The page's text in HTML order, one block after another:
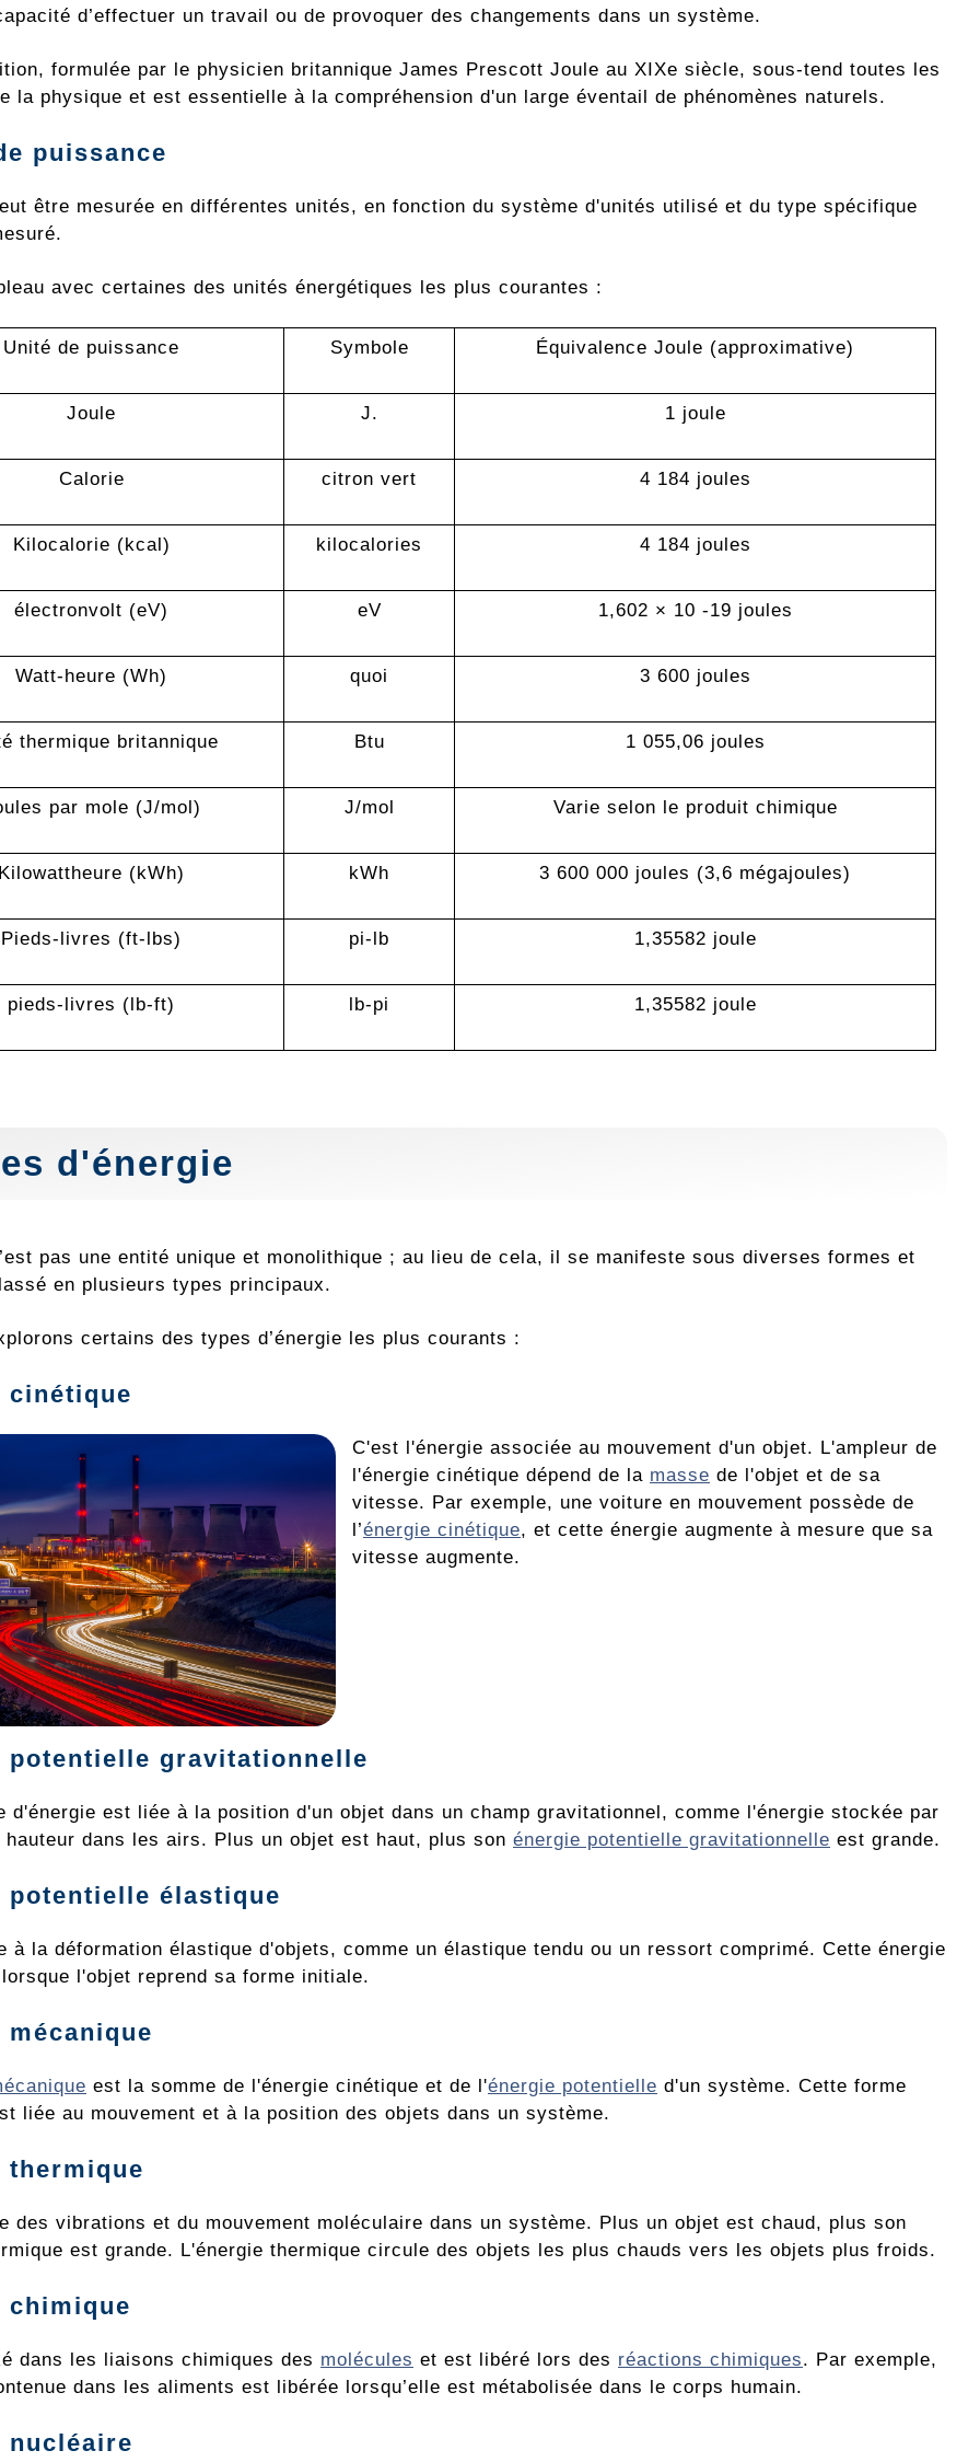
d’effectuer un travail ou de provoquer des changements dans un système.
formulée par le physicien britannique James Prescott Joule au XIXe siècle, sous-tend toutes les
la physique et est essentielle à la compréhension d'un large éventail de phénomènes naturels.
puissance
être mesurée en différentes unités, en fonction du système d'unités utilisé et du type spécifique
avec certaines des unités énergétiques les plus courantes :
Unité de puissance Symbole Équivalence Joule (approximative)
Joule J. 1 joule
Calorie citron vert 4 184 joules
Kilocalorie (kcal) kilocalories 4 184 joules
électronvolt (eV) eV 1,602 × 10 -19 joules
Watt-heure (Wh) quoi 3 600 joules
thermique britannique Btu 1 055,06 joules
par mole (J/mol) J/mol Varie selon le produit chimique
Kilowattheure (kWh) kWh 3 600 000 joules (3,6 mégajoules)
Pieds-livres (ft-lbs) pi-lb 1,35582 joule
pieds-livres (lb-ft) lb-pi 1,35582 joule
d'énergie
pas une entité unique et monolithique ; au lieu de cela, il se manifeste sous diverses formes et
en plusieurs types principaux.
certains des types d’énergie les plus courants :
cinétique
C'est l'énergie associée au mouvement d'un objet. L'ampleur de
l'énergie cinétique dépend de la masse de l'objet et de sa
vitesse. Par exemple, une voiture en mouvement possède de
l’énergie cinétique, et cette énergie augmente à mesure que sa
vitesse augmente.
potentielle gravitationnelle
d'énergie est liée à la position d'un objet dans un champ gravitationnel, comme l'énergie stockée par
hauteur dans les airs. Plus un objet est haut, plus son énergie potentielle gravitationnelle est grande.
potentielle élastique
à la déformation élastique d'objets, comme un élastique tendu ou un ressort comprimé. Cette énergie
l'objet reprend sa forme initiale.
mécanique
est la somme de l'énergie cinétique et de l'énergie potentielle d'un système. Cette forme
liée au mouvement et à la position des objets dans un système.
thermique
des vibrations et du mouvement moléculaire dans un système. Plus un objet est chaud, plus son
est grande. L'énergie thermique circule des objets les plus chauds vers les objets plus froids.
chimique
dans les liaisons chimiques des molécules et est libéré lors des réactions chimiques. Par exemple,
dans les aliments est libérée lorsqu’elle est métabolisée dans le corps humain.
nucléaire